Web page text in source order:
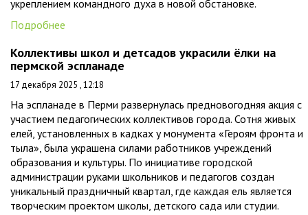
укреплением командного духа в новой обстановке.
Подробнее
Коллективы школ и детсадов украсили ёлки на
пермской эспланаде
17 декабря 2025 , 12:18
На эспланаде в Перми развернулась предновогодняя акция с
участием педагогических коллективов города. Сотня живых
елей, установленных в кадках у монумента «Героям фронта и
тыла», была украшена силами работников учреждений
образования и культуры. По инициативе городской
администрации руками школьников и педагогов создан
уникальный праздничный квартал, где каждая ель является
творческим проектом школы, детского сада или студии.